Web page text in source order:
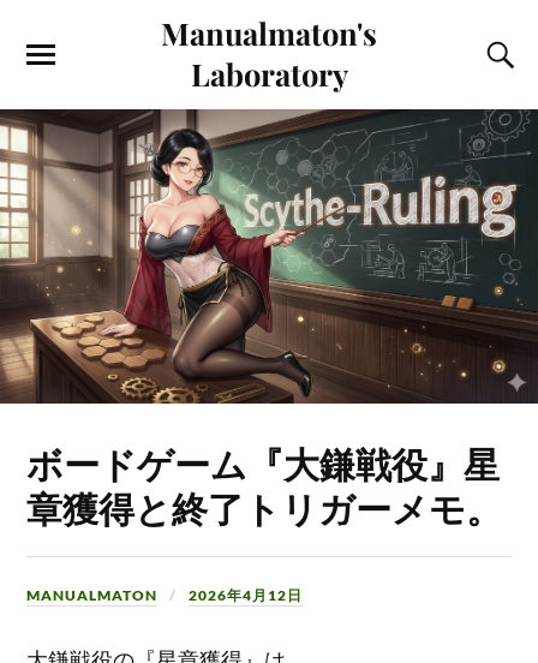
Manualmaton's
Laboratory
ボードゲーム『大鎌戦役』星
章獲得と終了トリガーメモ。
MANUALMATON 2026年4月12日